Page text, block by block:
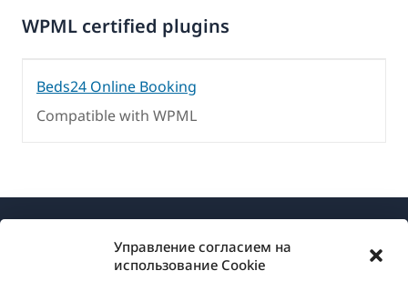
Управление согласием на
использование Cookie
WPML certified plugins
Beds24 Online Booking
Compatible with WPML